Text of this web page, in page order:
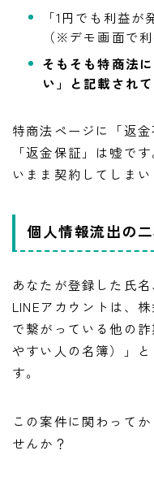
「1円でも利益が
（※デモ画面で
そもそも特商法
い」と記載され
特商法ページに「返
「返金保証」は嘘で
いまま契約してしまい
個人情報流出の
あなたが登録した氏
LINEアカウントは、
で繋がっている他の
やすい人の名簿）」
す。
この案件に関わって
せんか？